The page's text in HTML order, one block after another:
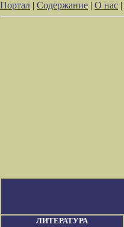
Портал | Содержание | О нас |
ЛИТЕРАТУРА